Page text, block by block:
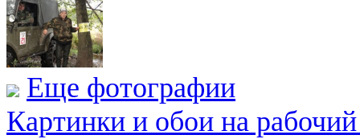
Еще фотографии
Картинки и обои на